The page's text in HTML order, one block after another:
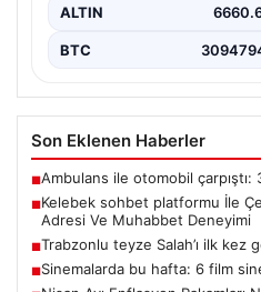
ALTIN
BTC
Son Eklenen Haberler
■Ambulans ile otomobil çarpıştı:
■Kelebek sohbet platformu İle
Adresi Ve Muhabbet Deneyimi
■Trabzonlu teyze Salah’ı ilk kez
■Sinemalarda bu hafta: 6 film